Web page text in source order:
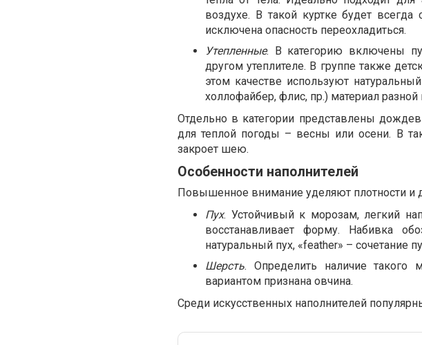
воздухе. В такой куртке будет всегда
исключена опасность переохладиться.
Утепленные. В категорию включены
другом утеплителе. В группе также
этом качестве используют
холлофайбер, флис, пр.) материал разной
Отдельно в категории представлены
для теплой погоды – весны или осени. В
закроет шею.
Особенности наполнителей
Повышенное внимание уделяют плотности и
Пух. Устойчивый к морозам, легкий
восстанавливает форму. Набивка
натуральный пух, «feather» – сочетание
Шерсть. Определить наличие такого
вариантом признана овчина.
Среди искусственных наполнителей